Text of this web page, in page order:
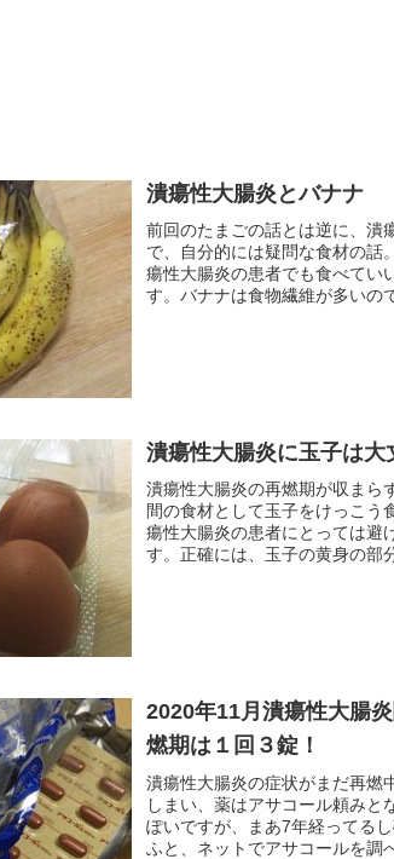
潰瘍性大腸炎とバナナ
前回のたまごの話とは逆に、潰
で、自分的には疑問な食材の話
瘍性大腸炎の患者でも食べてい
す。バナナは食物繊維が多いの
潰瘍性大腸炎に玉子は大
潰瘍性大腸炎の再燃期が収まら
間の食材として玉子をけっこう
瘍性大腸炎の患者にとっては避
す。正確には、玉子の黄身の部
2020年11月潰瘍性大腸
燃期は１回３錠！
潰瘍性大腸炎の症状がまだ再燃
しまい、薬はアサコール頼みと
ぽいですが、まあ7年経ってる
ふと、ネットでアサコールを調